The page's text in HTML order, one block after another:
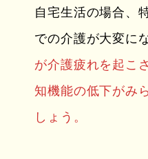
自宅生活の場合、
での介護が大変に
が介護疲れを起こ
知機能の低下がみ
しょう。